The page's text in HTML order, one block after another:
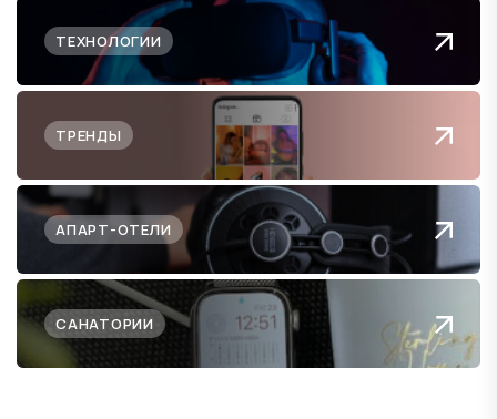
ТЕХНОЛОГИИ
ТРЕНДЫ
АПАРТ-ОТЕЛИ
САНАТОРИИ